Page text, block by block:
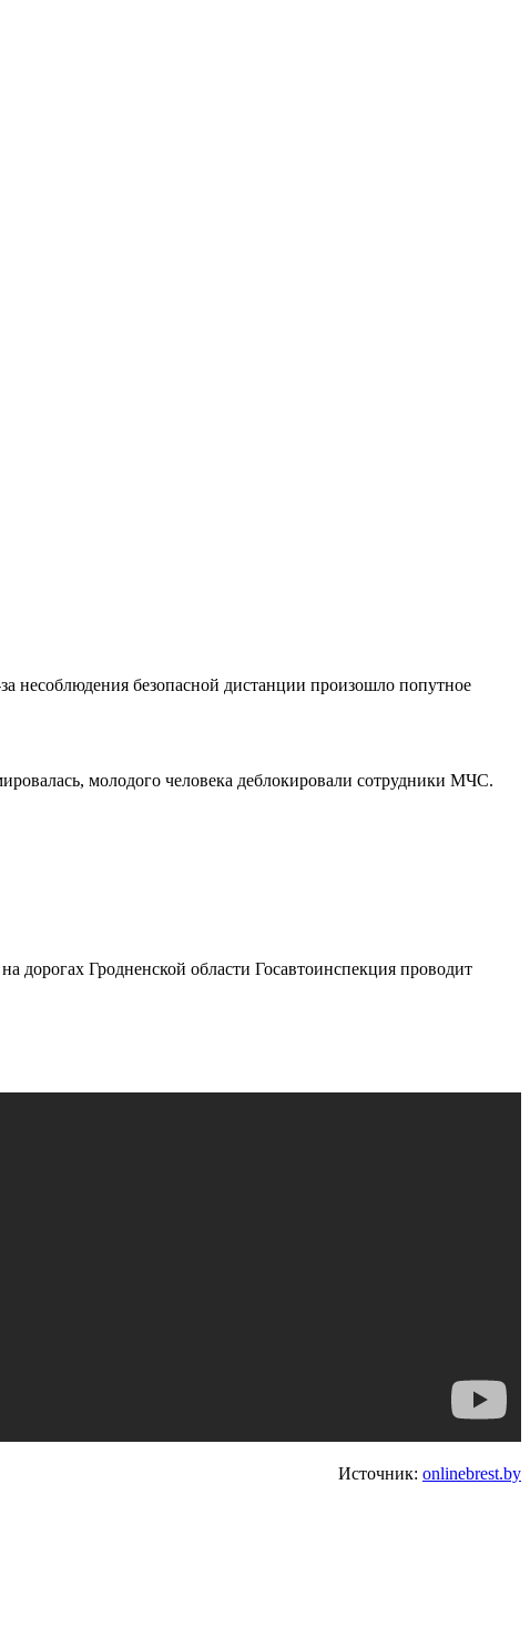
несоблюдения безопасной дистанции произошло попутное
молодого человека деблокировали сотрудники МЧС.
дорогах Гродненской области Госавтоинспекция проводит
Источник: onlinebrest.by